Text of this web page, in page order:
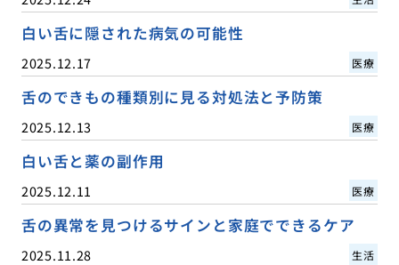
白い舌に隠された病気の可能性
2025.12.17 医療
舌のできもの種類別に見る対処法と予防策
2025.12.13 医療
白い舌と薬の副作用
2025.12.11 医療
舌の異常を見つけるサインと家庭でできるケア
2025.11.28 生活